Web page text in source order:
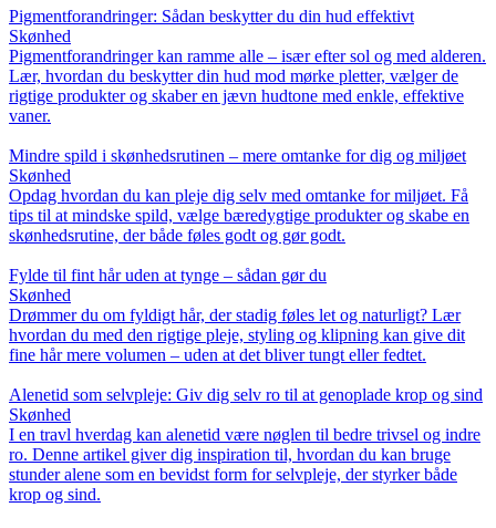
Pigmentforandringer: Sådan beskytter du din hud effektivt
Skønhed
Pigmentforandringer kan ramme alle – især efter sol og med alderen.
Lær, hvordan du beskytter din hud mod mørke pletter, vælger de
rigtige produkter og skaber en jævn hudtone med enkle, effektive
vaner.
Mindre spild i skønhedsrutinen – mere omtanke for dig og miljøet
Skønhed
Opdag hvordan du kan pleje dig selv med omtanke for miljøet. Få
tips til at mindske spild, vælge bæredygtige produkter og skabe en
skønhedsrutine, der både føles godt og gør godt.
Fylde til fint hår uden at tynge – sådan gør du
Skønhed
Drømmer du om fyldigt hår, der stadig føles let og naturligt? Lær
hvordan du med den rigtige pleje, styling og klipning kan give dit
fine hår mere volumen – uden at det bliver tungt eller fedtet.
Alenetid som selvpleje: Giv dig selv ro til at genoplade krop og sind
Skønhed
I en travl hverdag kan alenetid være nøglen til bedre trivsel og indre
ro. Denne artikel giver dig inspiration til, hvordan du kan bruge
stunder alene som en bevidst form for selvpleje, der styrker både
krop og sind.